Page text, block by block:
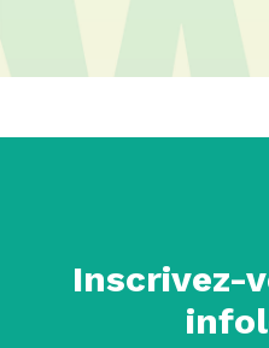
Inscrivez-